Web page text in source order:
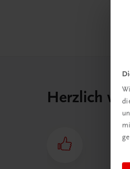
Herzlich